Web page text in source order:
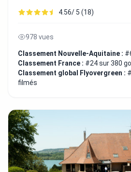
4.56/ 5 (18)
978 vues
Classement Nouvelle-Aquitaine :
Classement France : #24 sur 380
Classement global Flyovergreen :
filmés